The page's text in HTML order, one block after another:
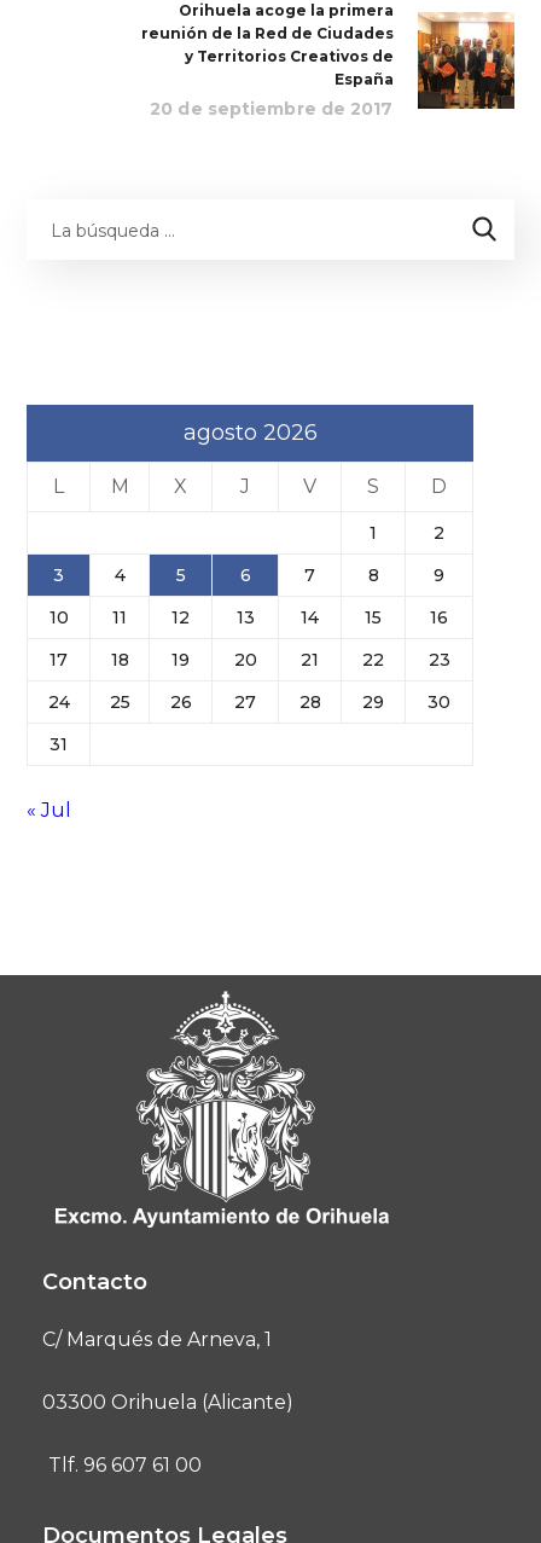
Orihuela acoge la primera
reunión de la Red de Ciudades
y Territorios Creativos de
España
20 de septiembre de 2017
agosto 2026
L M X J V S D
1
2
3
4 5 6 7 8
9
10
11 12 13 14 15
16
17
18 19 20 21 22
23
24
25 26 27 28 29
30
31
« Jul
Contacto
C/ Marqués de Arneva, 1
03300 Orihuela (Alicante)
Tlf. 96 607 61 00
Documentos Legales